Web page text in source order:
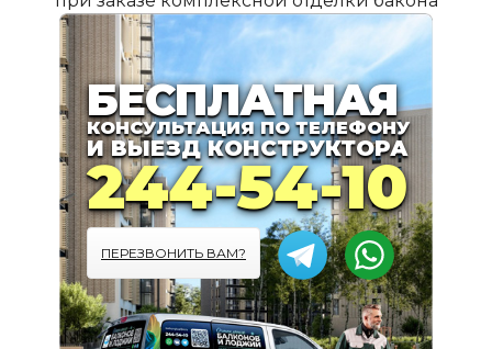
БЕСПЛАТНАЯ
КОНСУЛЬТАЦИЯ ПО ТЕЛЕФОНУ
И ВЫЕЗД КОНСТРУКТОРА
244-54-10
ПЕРЕЗВОНИТЬ ВАМ?